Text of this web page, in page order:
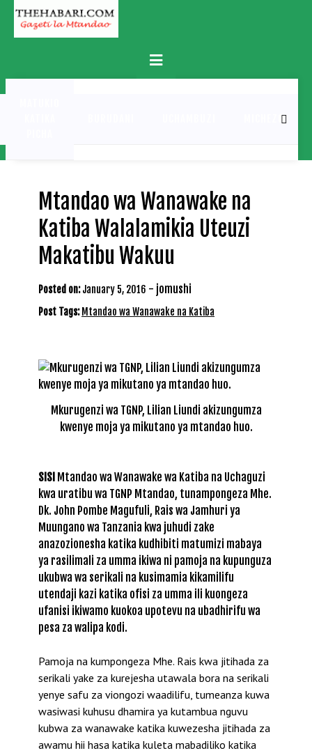
Skip
content
Primary
Menu
MICHEZO
Mtandao wa Wanawake na
Katiba Walalamikia Uteuzi
Makatibu Wakuu
Posted on: January 5, 2016 - jomushi
Post Tags: Mtandao wa Wanawake na Katiba
Mkurugenzi wa TGNP, Lilian Liundi akizungumza
kwenye moja ya mikutano ya mtandao huo.
SISI Mtandao wa Wanawake wa Katiba na Uchaguzi
kwa uratibu wa TGNP Mtandao, tunampongeza Mhe.
Dk. John Pombe Magufuli, Rais wa Jamhuri ya
Muungano wa Tanzania kwa juhudi zake
anazozionesha katika kudhibiti matumizi mabaya
ya rasilimali za umma ikiwa ni pamoja na kupunguza
ukubwa wa serikali na kusimamia kikamilifu
utendaji kazi katika ofisi za umma ili kuongeza
ufanisi ikiwamo kuokoa upotevu na ubadhirifu wa
pesa za walipa kodi.
Pamoja na kumpongeza Mhe. Rais kwa jitihada za
serikali yake za kurejesha utawala bora na serikali
yenye safu za viongozi waadilifu, tumeanza kuwa
wasiwasi kuhusu dhamira ya kutambua nguvu
kubwa za wanawake katika kuwezesha jitihada za
awamu hii hasa katika kuleta mabadiliko katika